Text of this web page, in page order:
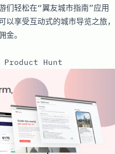
们轻松在“翼友城市指南”应用
以享受互动式的城市导览之旅，
金。
Product Hunt